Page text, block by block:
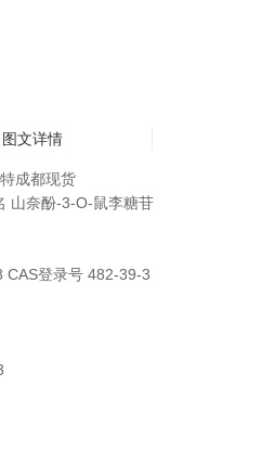
图文详情
成都现货
山奈酚-3-O-鼠李糖苷
CAS登录号 482-39-3